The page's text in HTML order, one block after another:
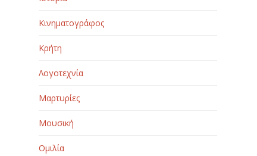
Κινηματογράφος
Κρήτη
Λογοτεχνία
Μαρτυρίες
Μουσική
Ομιλία